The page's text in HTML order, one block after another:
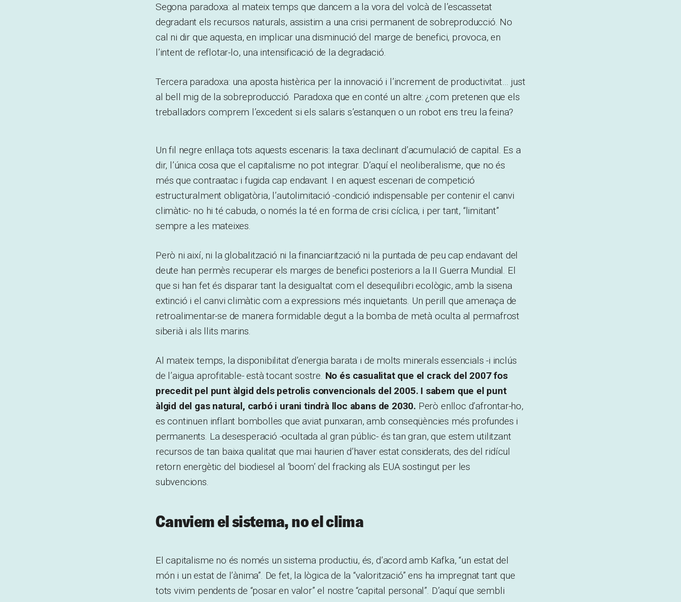
Segona paradoxa: al mateix temps que dancem a la vora del volcà de l’escassetat
degradant els recursos naturals, assistim a una crisi permanent de sobreproducció. No
cal ni dir que aquesta, en implicar una disminució del marge de benefici, provoca, en
l’intent de reflotar-lo, una intensificació de la degradació.
Tercera paradoxa: una aposta histèrica per la innovació i l’increment de productivitat… just
al bell mig de la sobreproducció. Paradoxa que en conté un altre: ¿com pretenen que els
treballadors comprem l’excedent si els salaris s’estanquen o un robot ens treu la feina?
Un fil negre enllaça tots aquests escenaris: la taxa declinant d’acumulació de capital. Es a
dir, l’única cosa que el capitalisme no pot integrar. D’aquí el neoliberalisme, que no és
més que contraatac i fugida cap endavant. I en aquest escenari de competició
estructuralment obligatòria, l’autolimitació -condició indispensable per contenir el canvi
climàtic- no hi té cabuda, o només la té en forma de crisi cíclica, i per tant, “limitant”
sempre a les mateixes.
Però ni així, ni la globalització ni la financiarització ni la puntada de peu cap endavant del
deute han permès recuperar els marges de benefici posteriors a la II Guerra Mundial. El
que si han fet és disparar tant la desigualtat com el desequilibri ecològic, amb la sisena
extinció i el canvi climàtic com a expressions més inquietants. Un perill que amenaça de
retroalimentar-se de manera formidable degut a la bomba de metà oculta al permafrost
siberià i als llits marins.
Al mateix temps, la disponibilitat d’energia barata i de molts minerals essencials -i inclús
de l’aigua aprofitable- està tocant sostre. No és casualitat que el crack del 2007 fos
precedit pel punt àlgid dels petrolis convencionals del 2005. I sabem que el punt
àlgid del gas natural, carbó i urani tindrà lloc abans de 2030. Però enlloc d’afrontar-ho,
es continuen inflant bombolles que aviat punxaran, amb conseqüències més profundes i
permanents. La desesperació -ocultada al gran públic- és tan gran, que estem utilitzant
recursos de tan baixa qualitat que mai haurien d’haver estat considerats, des del ridícul
retorn energètic del biodiesel al ‘boom’ del fracking als EUA sostingut per les
subvencions.
Canviem el sistema, no el clima
El capitalisme no és només un sistema productiu, és, d’acord amb Kafka, “un estat del
món i un estat de l’ànima”. De fet, la lògica de la “valorització” ens ha impregnat tant que
tots vivim pendents de “posar en valor” el nostre “capital personal”. D’aquí que sembli